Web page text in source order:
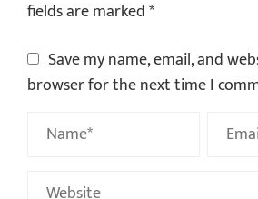
fields are marked*
Save my name, email, and
browser for the next time I